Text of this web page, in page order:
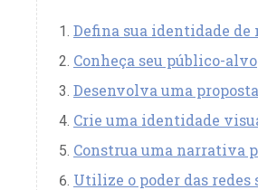
Defina sua identidade de
Conheça seu público-alvo
Desenvolva uma
Crie uma identidade
Construa uma narrativa
Utilize o poder das redes